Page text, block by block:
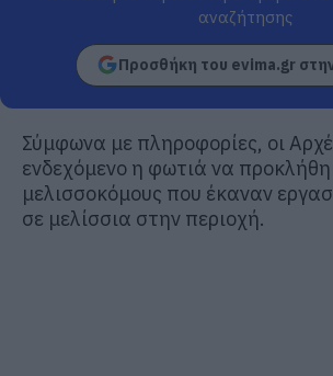
αναζήτησης
Προσθήκη του evima.gr
Σύμφωνα με πληροφορίες, οι
ενδεχόμενο η φωτιά να
μελισσοκόμους που έκαναν
σε μελίσσια στην περιοχή.